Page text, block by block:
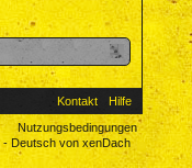
Kontakt
Hilfe
Nutzungsbedingungen
- Deutsch von xenDach